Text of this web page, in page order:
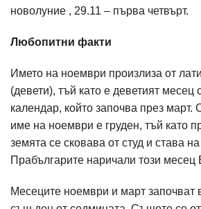
новолуние , 29.11 – първа четвърт.
Любопитни факти
Името на ноември произлиза от
(девети), тъй като е деветият месец
календар, който започва през март.
име на ноември е груден, тъй като
земята се сковава от студ и става
Прабългарите наричали този месец
Месеците ноември и март започват